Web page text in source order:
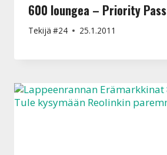
600 loungea – Priority Pass
Tekijä #24 25.1.2011